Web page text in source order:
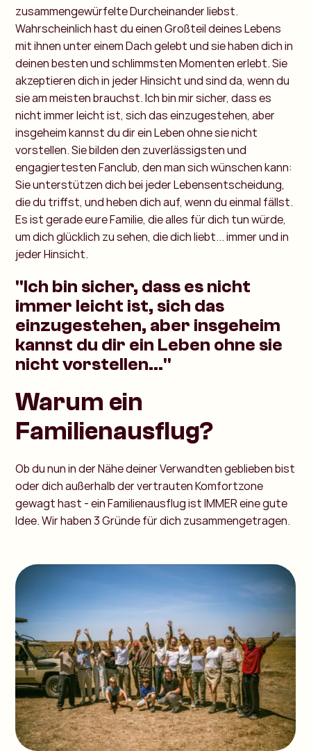
zusammengewürfelte Durcheinander liebst.
Wahrscheinlich hast du einen Großteil deines Lebens
mit ihnen unter einem Dach gelebt und sie haben dich in
deinen besten und schlimmsten Momenten erlebt. Sie
akzeptieren dich in jeder Hinsicht und sind da, wenn du
sie am meisten brauchst. Ich bin mir sicher, dass es
nicht immer leicht ist, sich das einzugestehen, aber
insgeheim kannst du dir ein Leben ohne sie nicht
vorstellen. Sie bilden den zuverlässigsten und
engagiertesten Fanclub, den man sich wünschen kann:
Sie unterstützen dich bei jeder Lebensentscheidung,
die du triffst, und heben dich auf, wenn du einmal fällst.
Es ist gerade eure Familie, die alles für dich tun würde,
um dich glücklich zu sehen, die dich liebt... immer und in
jeder Hinsicht.
"Ich bin sicher, dass es nicht
immer leicht ist, sich das
einzugestehen, aber insgeheim
kannst du dir ein Leben ohne sie
nicht vorstellen..."
Warum ein
Familienausflug?
Ob du nun in der Nähe deiner Verwandten geblieben bist
oder dich außerhalb der vertrauten Komfortzone
gewagt hast - ein Familienausflug ist IMMER eine gute
Idee. Wir haben 3 Gründe für dich zusammengetragen.